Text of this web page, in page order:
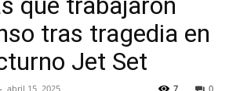
tras tragedia en
Jet Set
- abril 15, 2025 0
7